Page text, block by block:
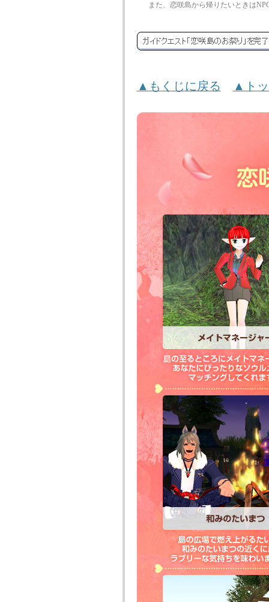
また、恋咲島から帰りたいときは
▲もくじに戻る ▲ト